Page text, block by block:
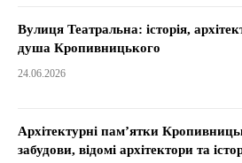
Вулиця Театральна: історія,
душа Кропивницького
24.06.2026
Архітектурні пам’ятки
забудови, відомі архітектори та